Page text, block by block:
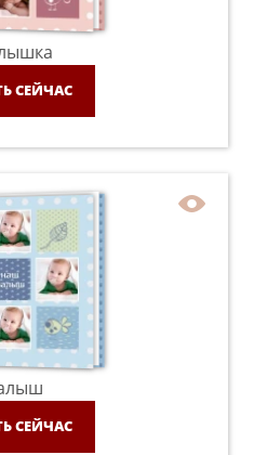
СЕЙЧАС
СЕЙЧАС